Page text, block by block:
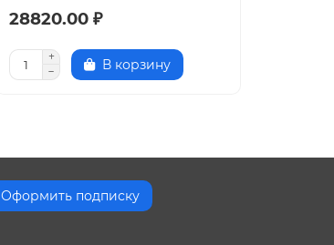
28820.00 ₽
В корзину
Оформить подписку